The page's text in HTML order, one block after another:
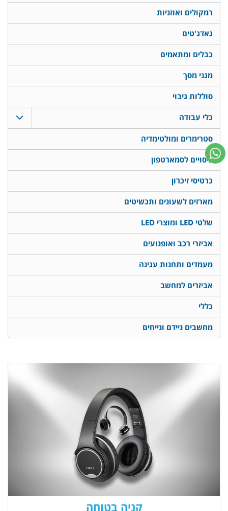
רמקולים ואוזניות
גאדג'טים
כבלים ומתאמים
מגני מסך
סוללות גיבוי
כלי עבודה
סטרימרים ומולטימדיה
כיסויים לסמארטפון
כרטיסי זיכרון
מארזים לשעונים ותכשיטים
שלטי LED ומוצרי LED
אביזרי רכב ואופנועים
מעמדים ותחנות עגינה
אביזרים למחשב
כללי
מחשבים ניידם ונייחים
קניה בטוחה